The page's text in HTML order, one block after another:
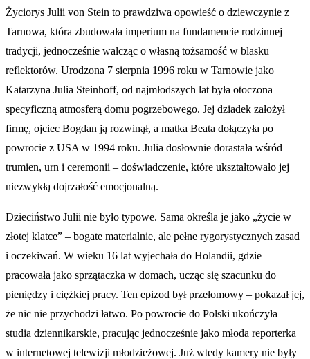
Życiorys Julii von Stein to prawdziwa opowieść o dziewczynie z
Tarnowa, która zbudowała imperium na fundamencie rodzinnej
tradycji, jednocześnie walcząc o własną tożsamość w blasku
reflektorów. Urodzona 7 sierpnia 1996 roku w Tarnowie jako
Katarzyna Julia Steinhoff, od najmłodszych lat była otoczona
specyficzną atmosferą domu pogrzebowego. Jej dziadek założył
firmę, ojciec Bogdan ją rozwinął, a matka Beata dołączyła po
powrocie z USA w 1994 roku. Julia dosłownie dorastała wśród
trumien, urn i ceremonii – doświadczenie, które ukształtowało jej
niezwykłą dojrzałość emocjonalną.
Dzieciństwo Julii nie było typowe. Sama określa je jako „życie w
złotej klatce” – bogate materialnie, ale pełne rygorystycznych zasad
i oczekiwań. W wieku 16 lat wyjechała do Holandii, gdzie
pracowała jako sprzątaczka w domach, ucząc się szacunku do
pieniędzy i ciężkiej pracy. Ten epizod był przełomowy – pokazał jej,
że nic nie przychodzi łatwo. Po powrocie do Polski ukończyła
studia dziennikarskie, pracując jednocześnie jako młoda reporterka
w internetowej telewizji młodzieżowej. Już wtedy kamery nie były